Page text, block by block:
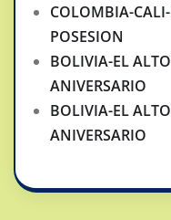
COLOMBIA-
POSESION
BOLIVIA-EL
ANIVERSARIO
BOLIVIA-EL
ANIVERSARIO